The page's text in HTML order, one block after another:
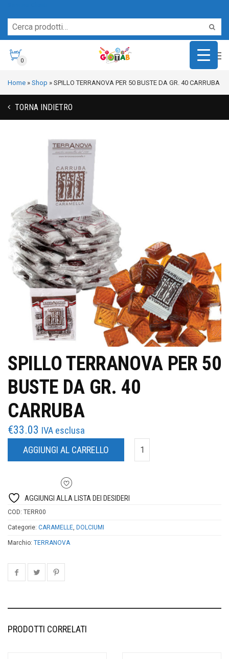
0
Home » Shop » SPILLO TERRANOVA PER 50 BUSTE DA GR. 40 CARRUBA
TORNA INDIETRO
SPILLO TERRANOVA PER 50
BUSTE DA GR. 40
CARRUBA
€33.03 IVA esclusa
AGGIUNGI AL CARRELLO
AGGIUNGI ALLA LISTA DEI DESIDERI
COD: TERR00
Categorie: CARAMELLE, DOLCIUMI
Marchio: TERRANOVA
PRODOTTI CORRELATI